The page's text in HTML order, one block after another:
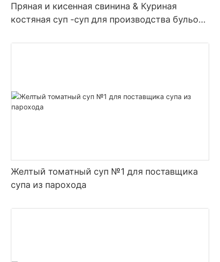
Пряная и кисенная свинина & Куриная
костяная суп -суп для производства бульона
Желтый томатный суп №1 для поставщика
супа из парохода